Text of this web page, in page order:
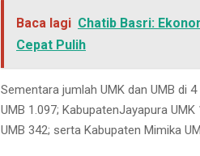
Baca lagi Chatib Basri:
Cepat Pulih
Sementara jumlah UMK dan UMB di
UMB 1.097; KabupatenJayapura
UMB 342; serta Kabupaten Mimika